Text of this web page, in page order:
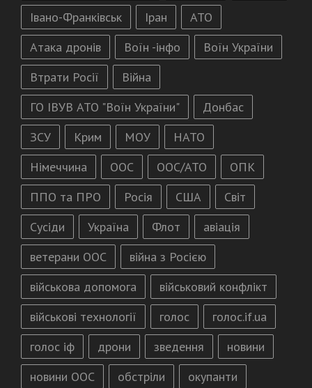
Івано-Франківськ
Іран
АТО
Атака дронів
Воїн -інфо
Воїн України
Втрати Росії
Війна
ГО ІВУВ АТО "Воїн України"
Донбас
ЗСУ
Крим МОУ
НАТО
Німеччина
ООС ООС/АТО
ОПК
ППО та ПРО
Росія США
Світ
Сусіди
Україна Флот
авіація
ветерани ООС
війна з Росією
військова допомога
військовий конфлікт
військові технології
голос
голос.if.ua
голос іф
дрони зведення
новини
новини ООС
обстріли окупанти